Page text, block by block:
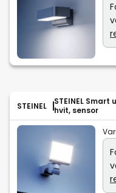
STEINEL
STEINEL Smart
hvit, sensor